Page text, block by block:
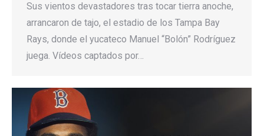
Sus vientos devastadores tras tocar tierra anoche,
arrancaron de tajo, el estadio de los Tampa Bay
Rays, donde el yucateco Manuel “Bolón” Rodríguez
juega. Vídeos captados por…